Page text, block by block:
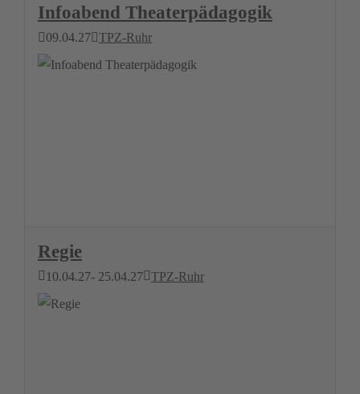
Infoabend Theaterpädagogik
09.04.27 TPZ-Ruhr
Regie
10.04.27- 25.04.27 TPZ-Ruhr